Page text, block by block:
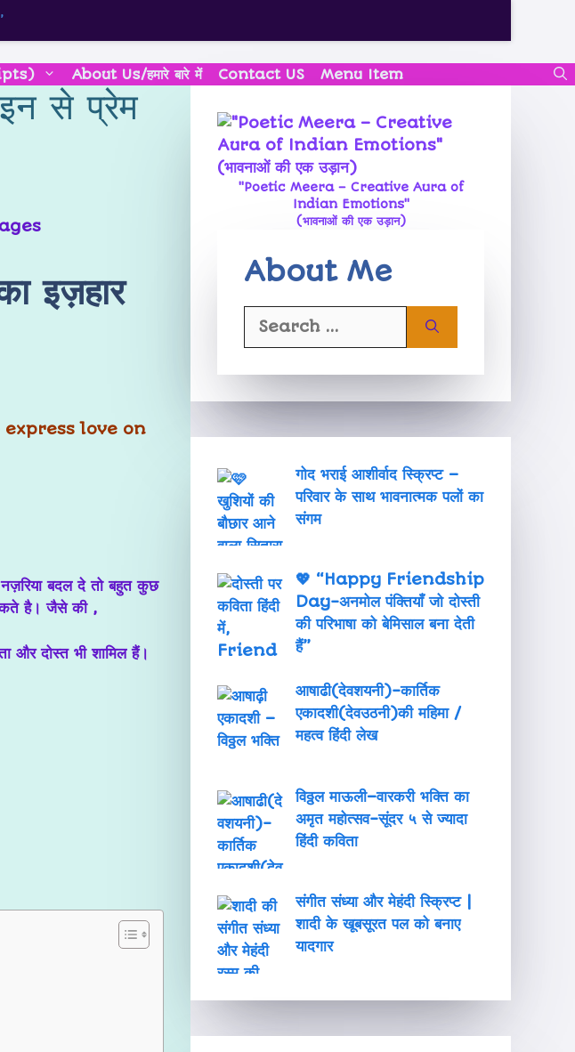
About Us/हमारे बारे में Contact US Menu Item
से प्रेम
इज़हार
express love on
बदल दे तो बहुत कुछ
है। जैसे की ,
और दोस्त भी शामिल हैं।
"Poetic Meera – Creative Aura of
Indian Emotions"
(भावनाओं की एक उड़ान)
About Me
गोद भराई आशीर्वाद स्क्रिप्ट –
परिवार के साथ भावनात्मक पलों का
संगम
💖 “Happy Friendship
Day-अनमोल पंक्तियाँ जो दोस्ती
की परिभाषा को बेमिसाल बना देती
हैं”
आषाढी(देवशयनी)-कार्तिक
एकादशी(देवउठनी)की महिमा /
महत्व हिंदी लेख
विठ्ठल माऊली–वारकरी भक्ति का
अमृत महोत्सव-सूंदर ५ से ज्यादा
हिंदी कविता
संगीत संध्या और मेहंदी स्क्रिप्ट |
शादी के खूबसूरत पल को बनाए
यादगार